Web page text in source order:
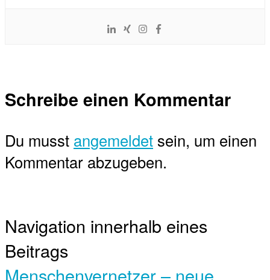
Schreibe einen Kommentar
Du musst angemeldet sein, um einen
Kommentar abzugeben.
Navigation innerhalb eines
Beitrags
Menschenvernetzer – neue